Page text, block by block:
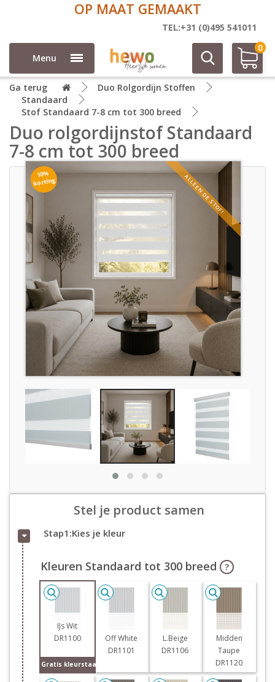
OP MAAT GEMAAKT
TEL:+31 (0)495 541011
Menu
0
Ga terug
Duo Rolgordijn Stoffen
Standaard
Stof Standaard 7-8 cm tot 300 breed
Duo rolgordijnstof Standaard
7-8 cm tot 300 breed
ALLEEN DE STOF!
10%
korting
Stel je product samen
Stap1:Kies je kleur
Kleuren Standaard tot 300 breed ?
IJs Wit
DR1100
Gratis kleurstaal
Off White
DR1101
L.Beige
DR1106
Midden
Taupe
DR1120